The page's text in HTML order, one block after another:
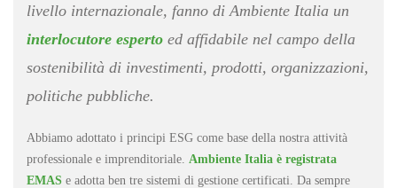
livello internazionale, fanno di Ambiente Italia un
interlocutore esperto ed affidabile nel campo della
sostenibilità di investimenti, prodotti, organizzazioni,
politiche pubbliche.
Abbiamo adottato i principi ESG come base della nostra attività
professionale e imprenditoriale. Ambiente Italia è registrata
EMAS e adotta ben tre sistemi di gestione certificati. Da sempre